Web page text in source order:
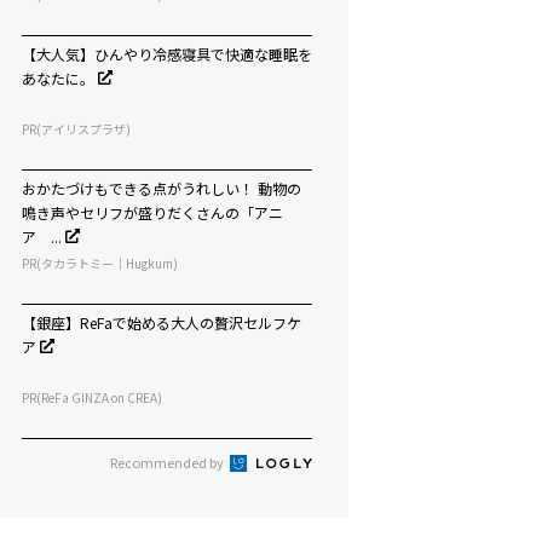
【大人気】ひんやり冷感寝具で快適な睡眠を
あなたに。
PR(アイリスプラザ)
おかたづけもできる点がうれしい！ 動物の
鳴き声やセリフが盛りだくさんの「アニ
ア ...
PR(タカラトミー｜Hugkum)
【銀座】ReFaで始める大人の贅沢セルフケ
ア
PR(ReFa GINZA on CREA)
Recommended by